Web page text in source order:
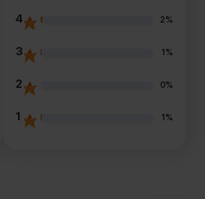
4 2%
3 1%
2 0%
1 1%